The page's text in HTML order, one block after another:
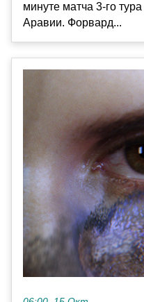
минуте матча 3-го
Аравии. Форвард...